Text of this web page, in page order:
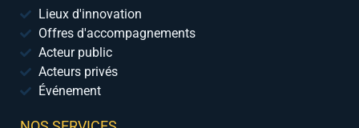
Lieux d'innovation
Offres d'accompagnements
Acteur public
Acteurs privés
Événement